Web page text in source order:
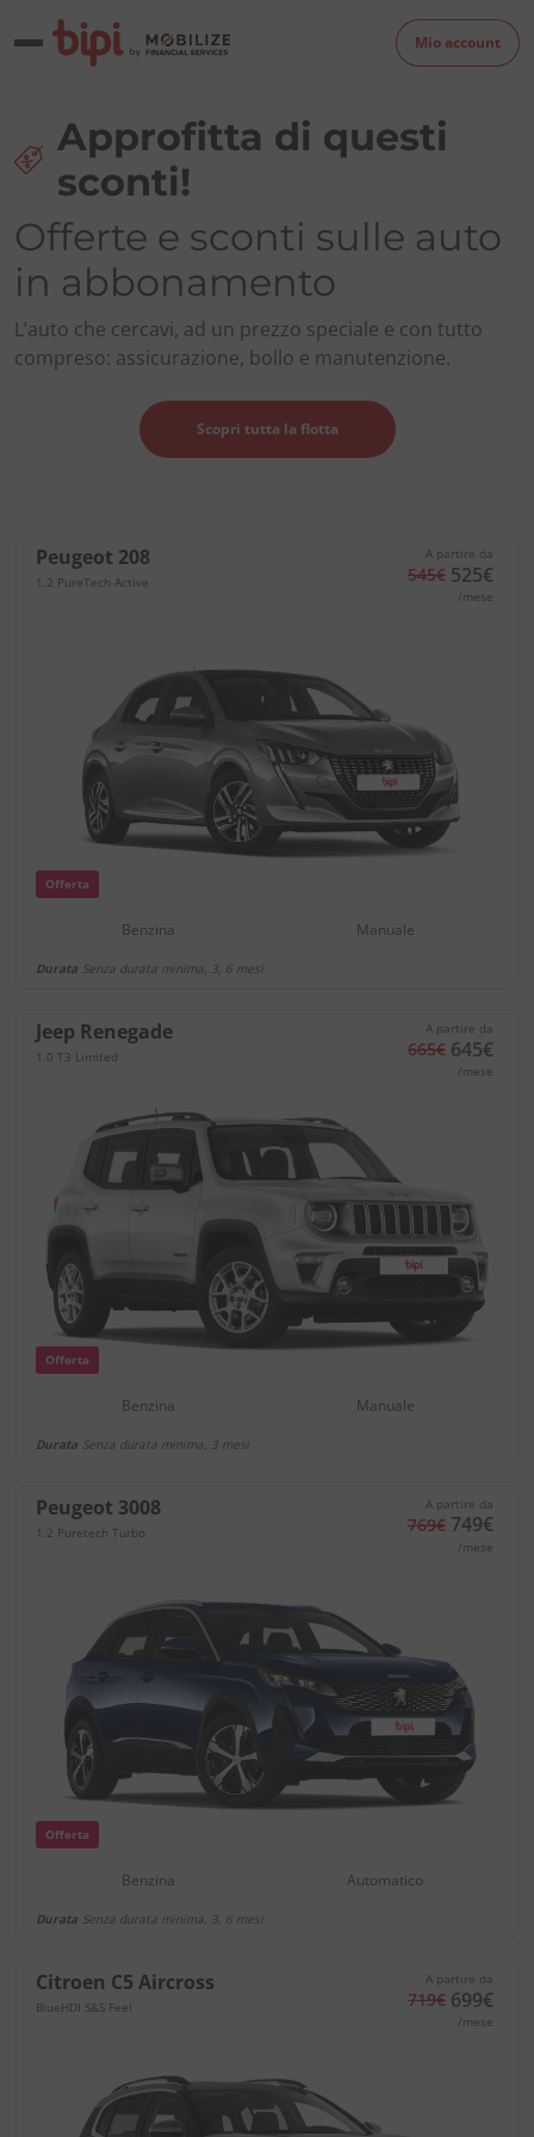
Mio account
Approfitta di questi
sconti!
Offerte e sconti sulle auto
in abbonamento
L’auto che cercavi, ad un prezzo speciale e con tutto
compreso: assicurazione, bollo e manutenzione.
Scopri tutta la flotta
Peugeot 208
1.2 PureTech Active
A partire da
545€ 525€
/mese
Offerta
Benzina Manuale
Durata Senza durata minima, 3, 6 mesi
Jeep Renegade
1.0 T3 Limited
A partire da
665€ 645€
/mese
Offerta
Benzina Manuale
Durata Senza durata minima, 3 mesi
Peugeot 3008
1.2 Puretech Turbo
A partire da
769€ 749€
/mese
Offerta
Benzina Automatico
Durata Senza durata minima, 3, 6 mesi
Citroen C5 Aircross
BlueHDI S&S Feel
A partire da
719€ 699€
/mese